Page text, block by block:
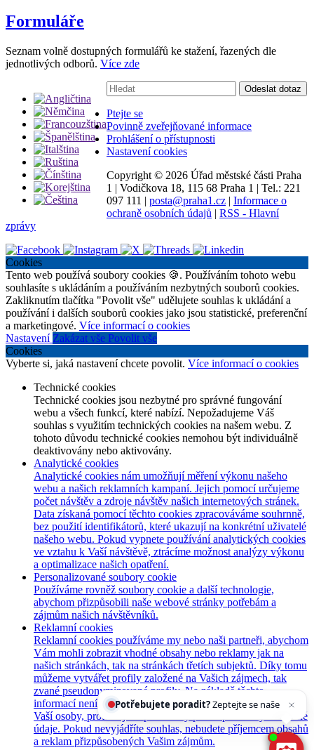
Formuláře
Seznam volně dostupných formulářů ke stažení, řazených dle
jednotlivých odborů. Více zde
Vyhledávání:
Odeslat dotaz
Ptejte se
Povinně zveřejňované informace
Prohlášení o přístupnosti
Nastavení cookies
Copyright © 2026 Úřad městské části Praha
1 | Vodičkova 18, 115 68 Praha 1 | Tel.: 221
097 111 | posta@praha1.cz | Informace o
ochraně osobních údajů | RSS - Hlavní
zprávy
Cookies
Tento web používá soubory cookies 🍪. Používáním tohoto webu
souhlasíte s ukládáním a používáním nezbytných souborů cookies.
Zakliknutím tlačítka "Povolit vše" udělujete souhlas k ukládání a
používání i dalších souborů cookies jako jsou statistické, preferenční
a marketingové. Více informací o cookies
Nastavení Zakázat vše Povolit vše
Cookies
Vyberte si, jaká nastavení chcete povolit. Více informací o cookies
Technické cookies
Technické cookies jsou nezbytné pro správné fungování
webu a všech funkcí, které nabízí. Nepožadujeme Váš
souhlas s využitím technických cookies na našem webu. Z
tohoto důvodu technické cookies nemohou být individuálně
deaktivovány nebo aktivovány.
Analytické cookies
Analytické cookies nám umožňují měření výkonu našeho
webu a našich reklamních kampaní. Jejich pomocí určujeme
počet návštěv a zdroje návštěv našich internetových stránek.
Data získaná pomocí těchto cookies zpracováváme souhrnně,
bez použití identifikátorů, které ukazují na konkrétní uživatelé
našeho webu. Pokud vypnete používání analytických cookies
ve vztahu k Vaší návštěvě, ztrácíme možnost analýzy výkonu
a optimalizace našich opatření.
Personalizované soubory cookie
Používáme rovněž soubory cookie a další technologie,
abychom přizpůsobili naše webové stránky potřebám a
zájmům našich návštěvníků.
Reklamní cookies
Reklamní cookies používáme my nebo naši partneři, abychom
Vám mohli zobrazit vhodné obsahy nebo reklamy jak na
našich stránkách, tak na stránkách třetích subjektů. Díky tomu
můžeme vytvářet profily založené na Vašich zájmech, tak
zvané pseudonymizované profily. Na základě těchto
informací není zpravidla možná bezprostřední identifikace
Vaší osoby, protože jsou používány pouze pseudonymizované
údaje. Pokud nevyjádříte souhlas, nebudete příjemcem obsahů
a reklam přizpůsobených Vašim zájmům.
Potřebujete poradit?Zeptejte se našeho asistenta
Chet